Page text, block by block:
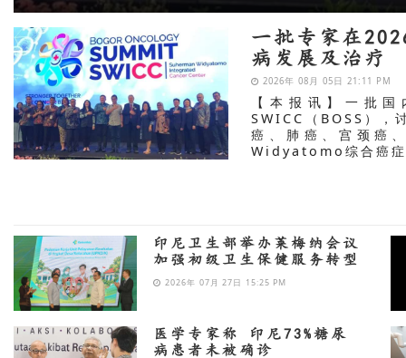
一批专家在
病发展及治疗
2026年 08月 05日 21:11 PM
【本报讯】一批
SWICC（BOSS），
癌、肺癌、宫颈癌
Widyatomo综合癌症
印尼卫生部举办莱梅纳会议
加强初级卫生保健服务转型
2026年 07月 27日 15:25 PM
医学专家称 印尼73%糖尿
病患者未被确诊